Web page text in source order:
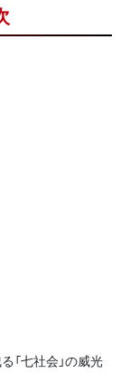
「七社会」の威光